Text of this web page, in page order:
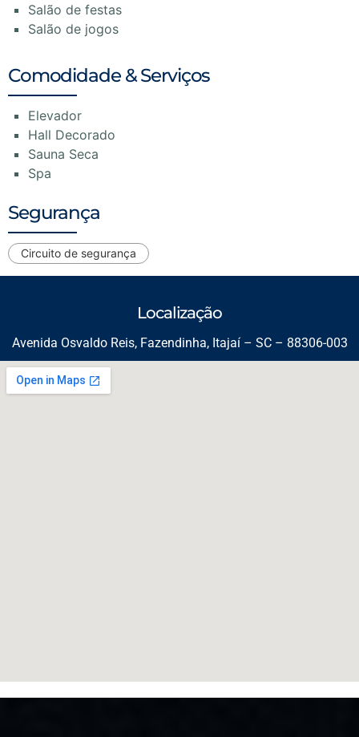
Salão de festas
Salão de jogos
Comodidade & Serviços
Elevador
Hall Decorado
Sauna Seca
Spa
Segurança
Circuito de segurança
Localização
Avenida Osvaldo Reis, Fazendinha, Itajaí – SC – 88306-003